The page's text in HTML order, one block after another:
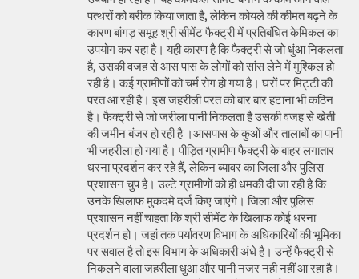
पत्थरों को बरीक किया जाता है, लेकिन कोयले की कीमत बढ़ने के
कारण बांगड़ समूह श्री सीमेंट फैक्ट्री में प्रतिबंधित केमिकल का
उपयोग कर रहा है। यही कारण है कि फैक्ट्री से जो धुंआ निकलता
है, उसकी वजह से आस पास के लोगों को सांस लेने में मुश्किल हो
रही है। कई ग्रामीणों को चर्म रोग हो गया है। घरों पर मिट्टी की
परत आ रही है। इस जहरीली परत को बार बार हटाना भी कठिन
है। फैक्ट्री से जो जरीला पानी निकलता है उसकी वजह से खेती
की जमीन बंजर हो रही है ।आसपास के कुओं और तालाबों का पानी
भी जहरीला हो गया है। पीड़ित ग्रामीण फैक्ट्री के बाहर लगातार
धरना प्रदर्शन कर रहे हैं, लेकिन ब्यावर का जिला और पुलिस
प्रशासन चुप है। उल्टे ग्रामीणों को ही धमकी दी जा रही है कि
उनके खिलाफ मुकदमे दर्ज किए जाएंगे। जिला और पुलिस
प्रशासन नहीं चाहता कि श्री सीमेंट के खिलाफ कोई धरना
प्रदर्शन हो। जहां तक पर्यावरण विभाग के अधिकारियों की भूमिका
पर सवाल है तो इस विभाग के अधिकारी अंधे है। उन्हें फैक्ट्री से
निकलने वाला जहरीला धुआ और पानी नजर नही नहीं आ रहा है।